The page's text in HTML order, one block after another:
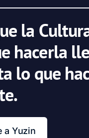
la
hacerla
lo que
a Yuzin